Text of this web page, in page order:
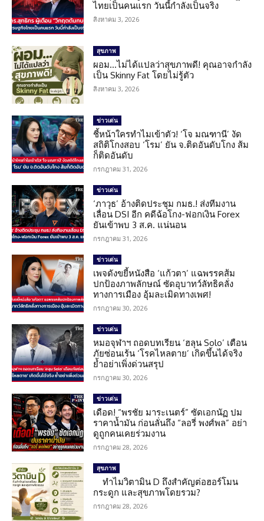
ไทยเป็นคนแรก วันนี้กำลังเป็นจริง
สิงหาคม 3, 2026
สุขภาพ
ผอม…ไม่ได้แปลว่าสุขภาพดี! คุณอาจกำลัง
เป็น Skinny Fat โดยไม่รู้ตัว
สิงหาคม 3, 2026
ข่าวเด่น
ชี้หน้าใครทำไมเข้าตัว! ‘โจ มณฑานี’ งัด
สถิติโกงสอบ ‘โรม’ ยัน จ.ติดอันดับโกง ส้ม
ก็ติดอันดับ
กรกฎาคม 31, 2026
ข่าวเด่น
‘ภาวุธ’ อ้างติดประชุม กมธ.! ส่งทีมงาน
เลื่อน DSI อีก คดีฉ้อโกง-ฟอกเงิน Forex
ยันเข้าพบ 3 ส.ค. แน่นอน
กรกฎาคม 31, 2026
ข่าวเด่น
เพจดังขยี้หนังสือ ‘แก้วตา’ แฉพรรคส้ม
ปกป้องภาพลักษณ์ ซัดอุบาทว์ลัทธิคลั่ง
ทางการเมือง อุ้มละเมิดทางเพศ!
กรกฎาคม 30, 2026
ข่าวเด่น
หมอจุฬาฯ ถอดบทเรียน ‘ฮลุน Solo’ เตือน
ภัยซ่อนเร้น ‘โรคไหลตาย’ เกิดขึ้นได้จริง
ย้ำอย่าเพิ่งด่วนสรุป
กรกฎาคม 30, 2026
ข่าวเด่น
เดือด! “พรชัย มาระเนตร์” ซัดเอกนัฏ ปม
ราคาน้ำมัน ก่อนลั่นถึง “ลอรี่ พงศ์พล” อย่า
ดูถูกคนเคยร่วมงาน
กรกฎาคม 28, 2026
สุขภาพ
ทำไมวิตามิน D ถึงสำคัญต่อฮอร์โมน
กระดูก และสุขภาพโดยรวม?
กรกฎาคม 28, 2026